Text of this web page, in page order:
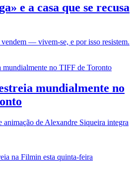
e a casa que se recusa
vendem — vivem-se, e por isso resistem.
mundialmente no
animação de Alexandre Siqueira integra